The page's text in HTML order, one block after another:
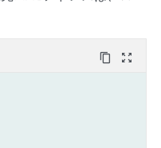
content_copy zoom_out_map